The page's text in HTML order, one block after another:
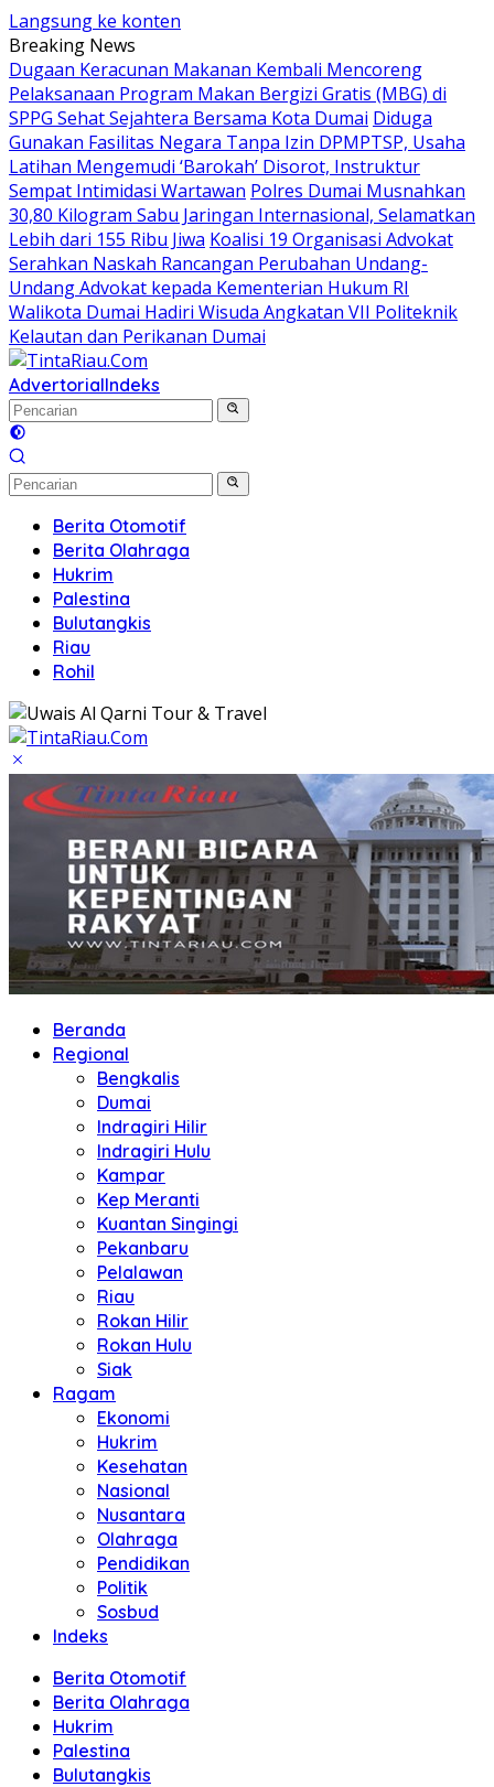
Langsung ke konten
Breaking News
Dugaan Keracunan Makanan Kembali Mencoreng
Pelaksanaan Program Makan Bergizi Gratis (MBG) di
SPPG Sehat Sejahtera Bersama Kota Dumai Diduga
Gunakan Fasilitas Negara Tanpa Izin DPMPTSP, Usaha
Latihan Mengemudi ‘Barokah’ Disorot, Instruktur
Sempat Intimidasi Wartawan Polres Dumai Musnahkan
30,80 Kilogram Sabu Jaringan Internasional, Selamatkan
Lebih dari 155 Ribu Jiwa Koalisi 19 Organisasi Advokat
Serahkan Naskah Rancangan Perubahan Undang-
Undang Advokat kepada Kementerian Hukum RI
Walikota Dumai Hadiri Wisuda Angkatan VII Politeknik
Kelautan dan Perikanan Dumai
AdvertorialIndeks
Berita Otomotif
Berita Olahraga
Hukrim
Palestina
Bulutangkis
Riau
Rohil
Beranda
Regional
Bengkalis
Dumai
Indragiri Hilir
Indragiri Hulu
Kampar
Kep Meranti
Kuantan Singingi
Pekanbaru
Pelalawan
Riau
Rokan Hilir
Rokan Hulu
Siak
Ragam
Ekonomi
Hukrim
Kesehatan
Nasional
Nusantara
Olahraga
Pendidikan
Politik
Sosbud
Indeks
Berita Otomotif
Berita Olahraga
Hukrim
Palestina
Bulutangkis